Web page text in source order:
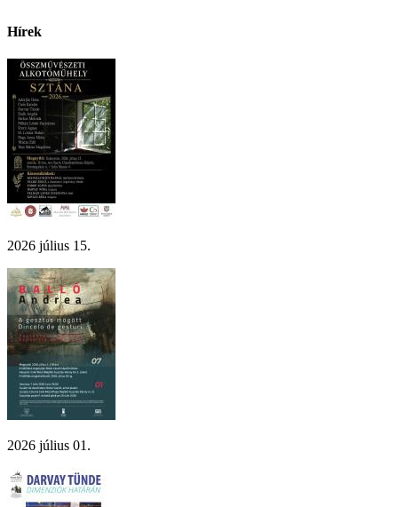
Hírek
2026 július 15.
2026 július 01.